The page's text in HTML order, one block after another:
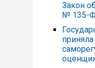
Закон
№ 135-